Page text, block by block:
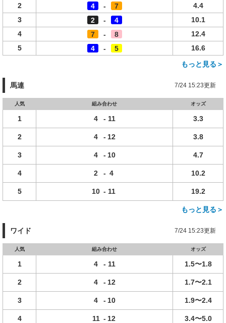
2
4 - 7
4.4
3
2 - 4
10.1
4
7 - 8
12.4
5
4 - 5
16.6
もっと見る＞
馬連 7/24 15:23更新
人気 組み合わせ オッズ
1 4 - 11 3.3
2 4 - 12 3.8
3 4 - 10 4.7
4 2 - 4 10.2
5 10 - 11 19.2
もっと見る＞
ワイド 7/24 15:23更新
人気 組み合わせ オッズ
1 4 - 11 1.5〜1.8
2 4 - 12 1.7〜2.1
3 4 - 10 1.9〜2.4
4 11 - 12 3.4〜5.0